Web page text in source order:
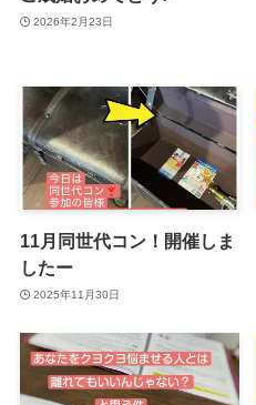
2026年2月23日
11月同世代コン！開催しま
したー
2025年11月30日